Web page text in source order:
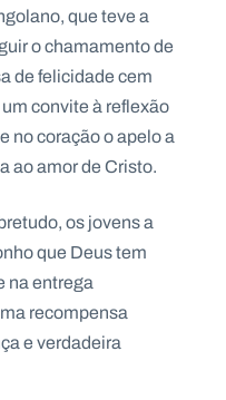
que teve a
o chamamento de
de felicidade cem
convite à reflexão
no coração o apelo a
ao amor de Cristo.
os jovens a
que Deus tem
na entrega
recompensa
e verdadeira